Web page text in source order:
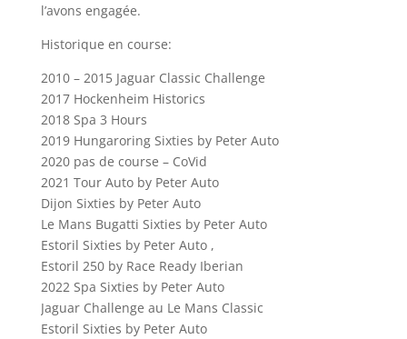
l’avons engagée.
Historique en course:
2010 – 2015 Jaguar Classic Challenge
2017 Hockenheim Historics
2018 Spa 3 Hours
2019 Hungaroring Sixties by Peter Auto
2020 pas de course – CoVid
2021 Tour Auto by Peter Auto
Dijon Sixties by Peter Auto
Le Mans Bugatti Sixties by Peter Auto
Estoril Sixties by Peter Auto ,
Estoril 250 by Race Ready Iberian
2022 Spa Sixties by Peter Auto
Jaguar Challenge au Le Mans Classic
Estoril Sixties by Peter Auto